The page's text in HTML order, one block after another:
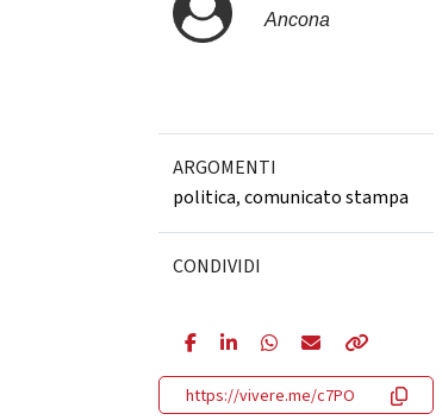
Ancona
ARGOMENTI
politica,comunicato stampa
CONDIVIDI
https://vivere.me/c7PO